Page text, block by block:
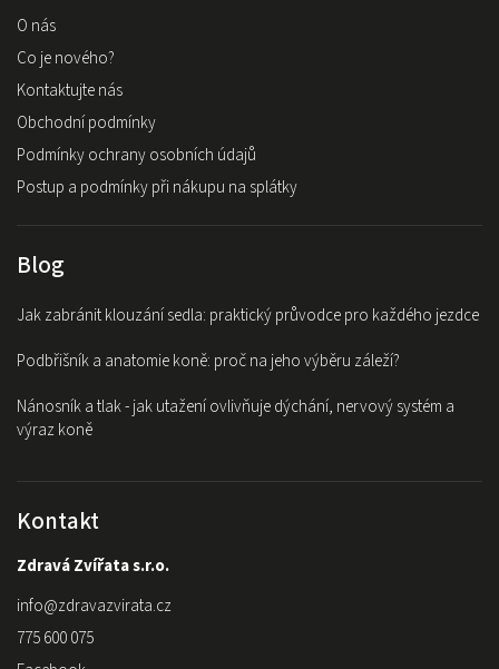
O nás
Co je nového?
Kontaktujte nás
Obchodní podmínky
Podmínky ochrany osobních údajů
Postup a podmínky při nákupu na splátky
Blog
Jak zabránit klouzání sedla: praktický průvodce pro každého jezdce
Podbřišník a anatomie koně: proč na jeho výběru záleží?
Nánosník a tlak - jak utažení ovlivňuje dýchání, nervový systém a
výraz koně
Kontakt
Zdravá Zvířata s.r.o.
info@zdravazvirata.cz
775 600 075